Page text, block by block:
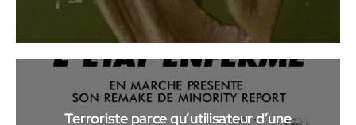
Terroriste parce qu’utilisateur d’une